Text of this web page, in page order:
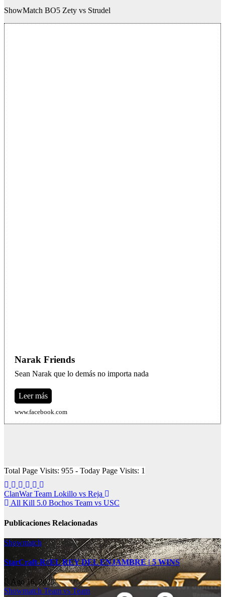
ShowMatch BO5 Zety vs Strudel
Narak Friends
Sean Narak que lo demás no importa nada
Leer más
www.facebook.com
Total Page Visits: 955 - Today Page Visits: 1
Navegación
de
entradas
ClanWar Team Lokillo vs Reja
All Kill 5.0 Bochos Team vs USC
Publicaciones Relacionadas
Showmatch
StarCraft-R//EL REY DEL ENJAMBRE | 5 WINS
Ago 16, 2025
Showmatch Team vs Team